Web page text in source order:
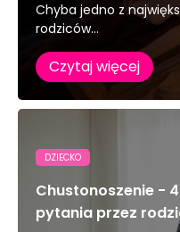
Chyba jedno z
rodziców...
Czytaj więcej
DZIECKO
Chustonoszenie -
pytania przez